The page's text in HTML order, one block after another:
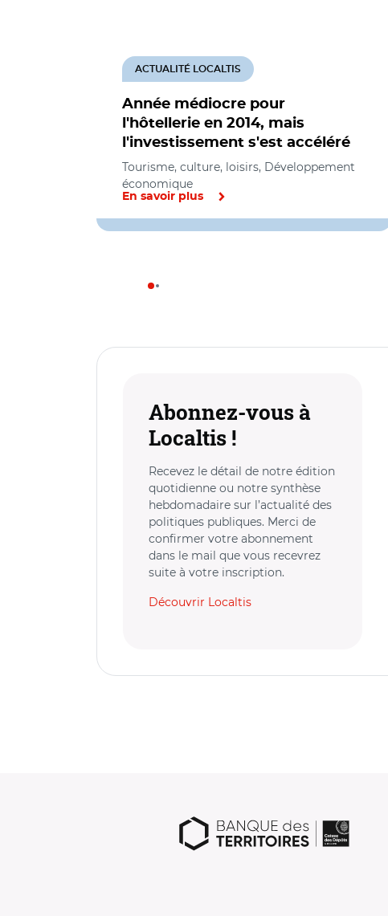
Année médiocre pour
l'hôtellerie en 2014, mais
l'investissement s'est accéléré
ACTUALITÉ LOCALTIS
Tourisme, culture, loisirs, Développement
économique
En savoir plus
Abonnez-vous à
Localtis !
Recevez le détail de notre édition
quotidienne ou notre synthèse
hebdomadaire sur l’actualité des
politiques publiques. Merci de
confirmer votre abonnement
dans le mail que vous recevrez
suite à votre inscription.
Découvrir Localtis